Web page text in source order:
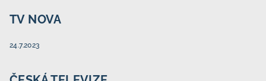
TV NOVA
24.7.2023